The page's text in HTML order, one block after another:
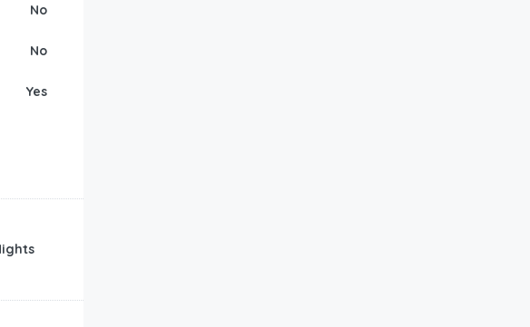
No
No
Yes